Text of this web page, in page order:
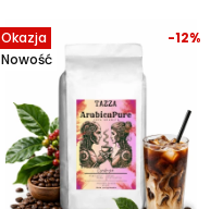
Okazja
Nowość
-12%